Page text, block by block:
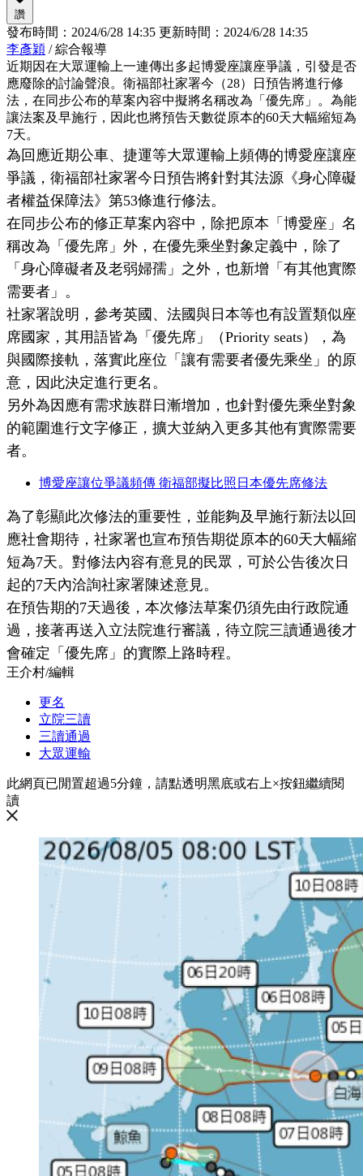
讚
發布時間： 2024/6/28 14:35 更新時間： 2024/6/28 14:35
李彥穎 / 綜合報導
近期因在大眾運輸上一連傳出多起博愛座讓座爭議，引發是否
應廢除的討論聲浪。衛福部社家署今（28）日預告將進行修
法，在同步公布的草案內容中擬將名稱改為「優先席」。為能
讓法案及早施行，因此也將預告天數從原本的60天大幅縮短為
7天。
為回應近期公車、捷運等大眾運輸上頻傳的博愛座讓座
爭議，衛福部社家署今日預告將針對其法源《身心障礙
者權益保障法》第53條進行修法。
在同步公布的修正草案內容中，除把原本「博愛座」名
稱改為「優先席」外，在優先乘坐對象定義中，除了
「身心障礙者及老弱婦孺」之外，也新增「有其他實際
需要者」。
社家署說明，參考英國、法國與日本等也有設置類似座
席國家，其用語皆為「優先席」（Priority seats），為
與國際接軌，落實此座位「讓有需要者優先乘坐」的原
意，因此決定進行更名。
另外為因應有需求族群日漸增加，也針對優先乘坐對象
的範圍進行文字修正，擴大並納入更多其他有實際需要
者。
博愛座讓位爭議頻傳 衛福部擬比照日本優先席修法
為了彰顯此次修法的重要性，並能夠及早施行新法以回
應社會期待，社家署也宣布預告期從原本的60天大幅縮
短為7天。對修法內容有意見的民眾，可於公告後次日
起的7天內洽詢社家署陳述意見。
在預告期的7天過後，本次修法草案仍須先由行政院通
過，接著再送入立法院進行審議，待立院三讀通過後才
會確定「優先席」的實際上路時程。
王介村/編輯
更名
立院三讀
三讀通過
大眾運輸
此網頁已閒置超過5分鐘，請點透明黑底或右上×按鈕繼續閱
讀